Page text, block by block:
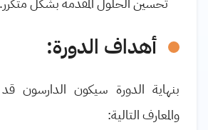
أهداف الدورة:
بنهاية الدورة سيكون الدارسون قد
والمعارف التالية: